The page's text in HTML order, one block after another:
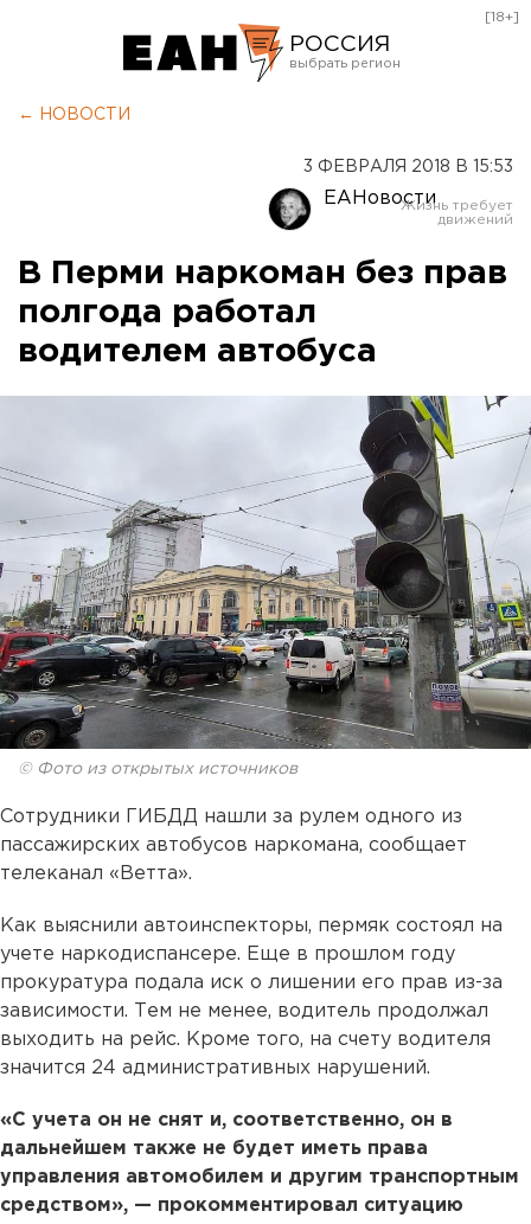
РОССИЯ
Оренбург
[18+]
← НОВОСТИ
3 ФЕВРАЛЯ 2018 В 15:53
ЕАНовости
В Перми наркоман без прав
полгода работал
водителем автобуса
© Фото из открытых источников
Сотрудники ГИБДД нашли за рулем одного из
пассажирских автобусов наркомана, сообщает
телеканал «Ветта».
Как выяснили автоинспекторы, пермяк состоял на
учете наркодиспансере. Еще в прошлом году
прокуратура подала иск о лишении его прав из-за
зависимости. Тем не менее, водитель продолжал
выходить на рейс. Кроме того, на счету водителя
значится 24 административных нарушений.
«С учета он не снят и, соответственно, он в
дальнейшем также не будет иметь права
управления автомобилем и другим транспортным
средством», — прокомментировал ситуацию